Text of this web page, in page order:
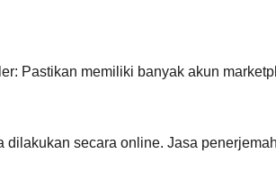
Pastikan memiliki banyak akun
secara online. Jasa